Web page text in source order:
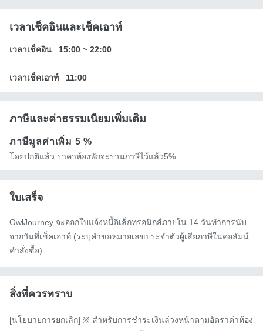
เวลาเช็คอินและเช็คเอาท์
เวลาเช็คอิน 15:00 ~ 22:00
เวลาเช็คเอาท์ 11:00
ภาษีและค่าธรรมเนียมเพิ่มเติม
ภาษีมูลค่าเพิ่ม 5 %
โดยปกติแล้ว ราคาห้องพักจะรวมภาษีไว้แล้ว5%
ใบเสร็จ
OwlJourney จะออกใบแจ้งหนี้อิเล็กทรอนิกส์ภายใน 14 วันทำการนับ
จากวันที่เช็คเอาท์ (ระบุคำขอหมายเลขประจำตัวผู้เสียภาษีในคอลัมน์
คำสั่งซื้อ)
สิ่งที่ควรทราบ
[นโยบายการยกเลิก] ※ สำหรับการชำระเงินล่วงหน้าตามอัตราค่าห้อง